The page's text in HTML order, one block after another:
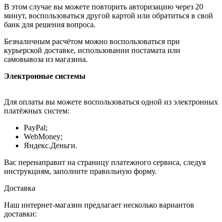
В этом случае вы можете повторить авторизацию через 20
минут, воспользоваться другой картой или обратиться в свой
банк для решения вопроса.
Безналичным расчётом можно воспользоваться при
курьерской доставке, использовании постамата или
самовывоза из магазина.
Электронные системы
Для оплаты вы можете воспользоваться одной из электронных
платёжных систем:
PayPal;
WebMoney;
Яндекс.Деньги.
Вас перенаправит на страницу платежного сервиса, следуя
инструкциям, заполните правильную форму.
Доставка
Наш интернет-магазин предлагает несколько вариантов
доставки: